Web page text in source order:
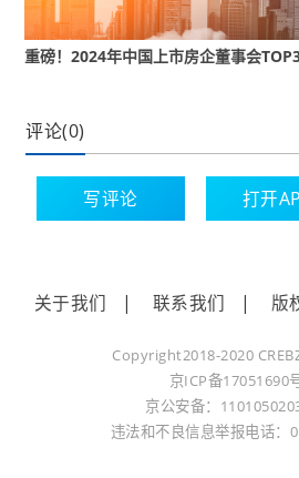
行业格局，占比超七成。榜单最
两位，满分基准为1。数据显示
产行业仍在深度调整中寻找平衡。
治理革新成突围关键。在“2024
董事会TOP30”榜单中，董事会综
长11%，为TOP3中唯一正增长
中营收增速第三的企业，其董事
41.7%，治理透明度较高，稳居
重磅！2024年中国上市房企董事会
评论(0)
写评论 打开
关于我们 | 联系我们 | 版
Copyright2018-2020
京ICP备17051690
京公安备：
违法和不良信息举报电话：